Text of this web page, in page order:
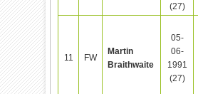
(27)
11 FW
Martin
Braithwaite
05-
06-
1991
(27)